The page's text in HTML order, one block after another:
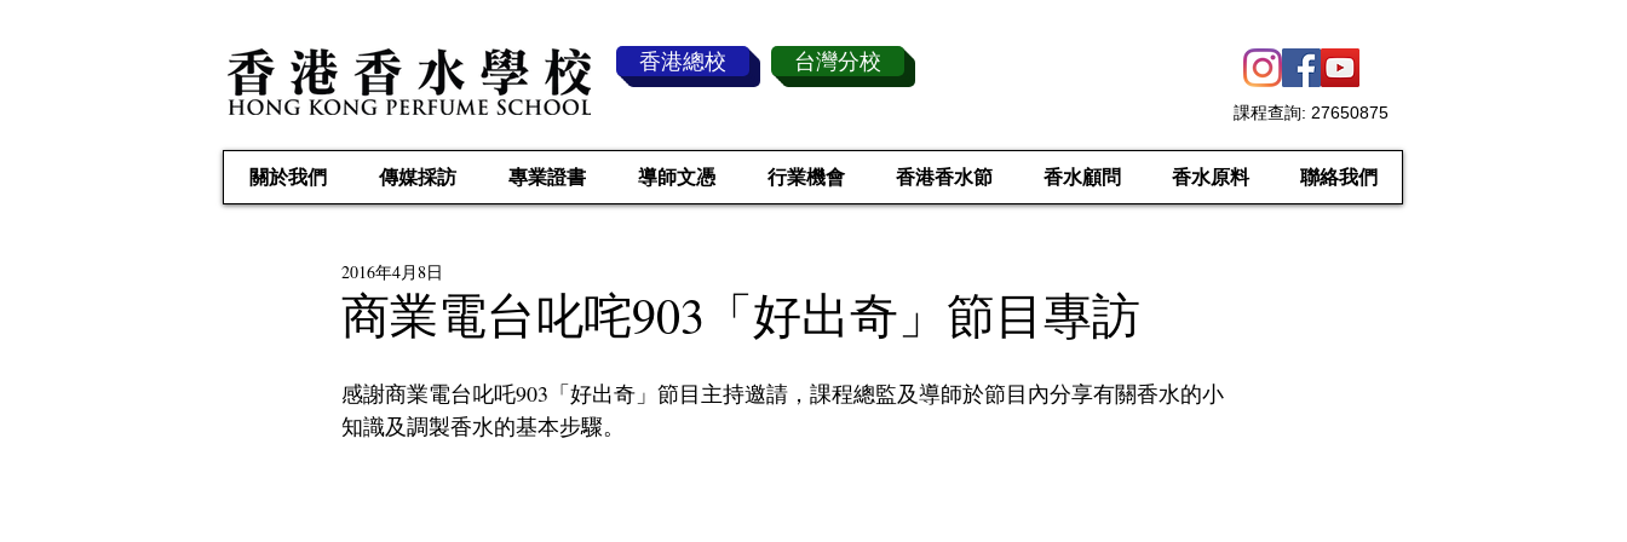
香港總校 台灣分校
課程查詢: 27650875
關於我們 傳媒採訪 專業證書 導師文憑 行業機會 香港香水節 香水顧問 香水原料 聯絡我們
商業電台叱咤903「好出奇」節目專訪
2016年4月8日
感謝商業電台叱吒903「好出奇」節目主持邀請，課程總監及導師於節目內分享有關香水的小
知識及調製香水的基本步驟。